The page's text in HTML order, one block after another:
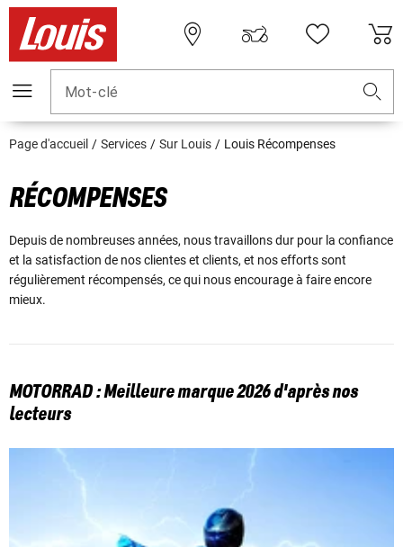
Mot-clé
Page d'accueil Services Sur Louis Louis Récompenses
RÉCOMPENSES
Depuis de nombreuses années, nous travaillons dur pour la confiance
et la satisfaction de nos clientes et clients, et nos efforts sont
régulièrement récompensés, ce qui nous encourage à faire encore
mieux.
MOTORRAD : Meilleure marque 2026 d'après nos
lecteurs